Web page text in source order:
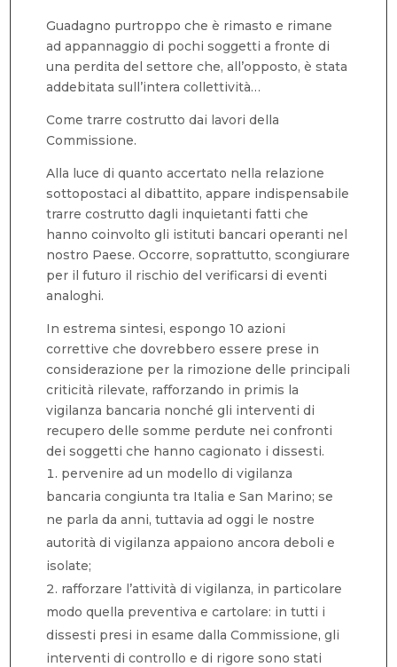
Guadagno purtroppo che è rimasto e rimane
ad appannaggio di pochi soggetti a fronte di
una perdita del settore che, all’opposto, è stata
addebitata sull’intera collettività…
Come trarre costrutto dai lavori della
Commissione.
Alla luce di quanto accertato nella relazione
sottopostaci al dibattito, appare indispensabile
trarre costrutto dagli inquietanti fatti che
hanno coinvolto gli istituti bancari operanti nel
nostro Paese. Occorre, soprattutto, scongiurare
per il futuro il rischio del verificarsi di eventi
analoghi.
In estrema sintesi, espongo 10 azioni
correttive che dovrebbero essere prese in
considerazione per la rimozione delle principali
criticità rilevate, rafforzando in primis la
vigilanza bancaria nonché gli interventi di
recupero delle somme perdute nei confronti
dei soggetti che hanno cagionato i dissesti.
pervenire ad un modello di vigilanza
bancaria congiunta tra Italia e San Marino; se
ne parla da anni, tuttavia ad oggi le nostre
autorità di vigilanza appaiono ancora deboli e
isolate;
rafforzare l’attività di vigilanza, in particolare
modo quella preventiva e cartolare: in tutti i
dissesti presi in esame dalla Commissione, gli
interventi di controllo e di rigore sono stati